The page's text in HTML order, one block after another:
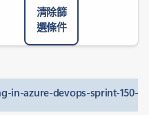
清除篩
選條件
in-azure-devops-sprint-150-